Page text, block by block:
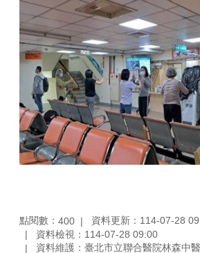
點閱數： 400
資料更新：114-07-28
資料檢視：114-07-28 09:00
資料維護：臺北市立聯合醫院林森中